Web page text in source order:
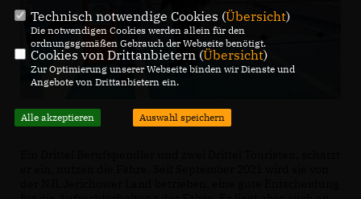
Technisch notwendige Cookies (Übersicht)
Die notwendigen Cookies werden allein für den
ordnungsgemäßen Gebrauch der Webseite benötigt.
Cookies von Drittanbietern (Übersicht)
Zur Optimierung unserer Webseite binden wir Dienste und
Angebote von Drittanbietern ein.
Alle akzeptieren Auswahl speichern